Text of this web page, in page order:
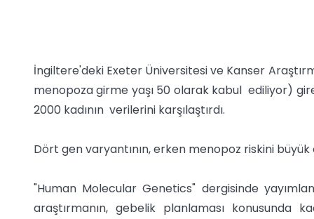
İngiltere'deki Exeter Üniversitesi ve Kanser
menopoza girme yaşı 50 olarak kabul ediliyor)
2000 kadının verilerini karşılaştırdı.
Dört gen varyantının, erken menopoz riskini büyük
"Human Molecular Genetics" dergisinde
araştırmanın, gebelik planlaması